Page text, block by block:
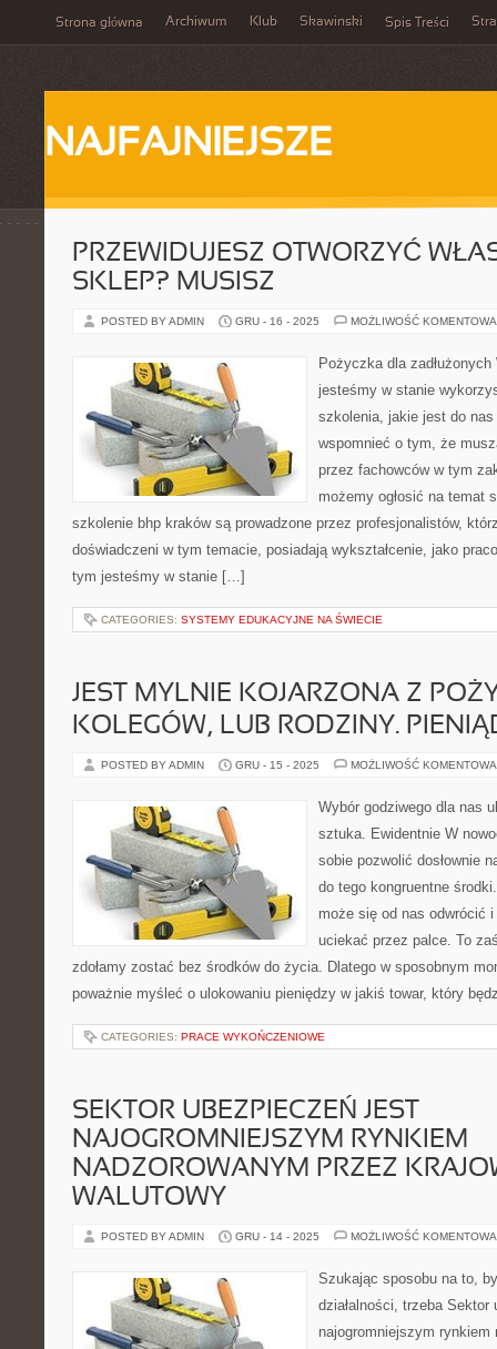
Strona główna Archiwum Klub Skawinski Spis Treści
NAJFAJNIEJSZE
PRZEWIDUJESZ OTWORZYĆ
SKLEP? MUSISZ
POSTED BY ADMIN GRU - 16 - 2025 MOŻLIWOŚĆ
Pożyczka dla
jesteśmy w stanie
szkolenia, jakie jest do
wspomnieć o tym, że
przez fachowców w tym
możemy ogłosić na temat
szkolenie bhp kraków są prowadzone przez profesjonalistów,
doświadczeni w tym temacie, posiadają wykształcenie, jako
tym jesteśmy w stanie […]
CATEGORIES: SYSTEMY EDUKACYJNE NA ŚWIECIE
JEST MYLNIE KOJARZONA Z
KOLEGÓW, LUB RODZINY.
POSTED BY ADMIN GRU - 15 - 2025 MOŻLIWOŚĆ
Wybór godziwego dla nas
sztuka. Ewidentnie W
sobie pozwolić dosłownie
do tego kongruentne
może się od nas odwrócić
uciekać przez palce. To
zdołamy zostać bez środków do życia. Dlatego w sposobnym
poważnie myśleć o ulokowaniu pieniędzy w jakiś towar, który
CATEGORIES: PRACE WYKOŃCZENIOWE
SEKTOR UBEZPIECZEŃ JEST
NAJOGROMNIEJSZYM RYNKIEM
NADZOROWANYM PRZEZ
WALUTOWY
POSTED BY ADMIN GRU - 14 - 2025 MOŻLIWOŚĆ
Szukając sposobu na to,
działalności, trzeba Sektor
najogromniejszym rynkiem